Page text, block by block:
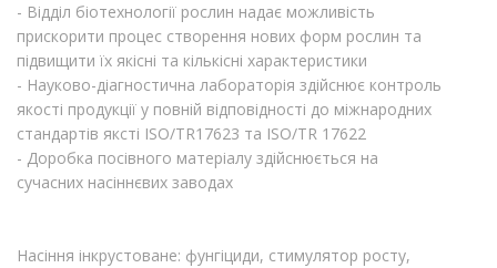
- Відділ біотехнології рослин надає можливість
прискорити процес створення нових форм рослин та
підвищити їх якісні та кількісні характеристики
- Науково-діагностична лабораторія здійснює контроль
якості продукції у повній відповідності до міжнародних
стандартів яксті ISO/TR17623 та ISO/TR 17622
- Доробка посівного матеріалу здійснюється на
сучасних насіннєвих заводах
Насіння інкрустоване: фунгіциди, стимулятор росту,